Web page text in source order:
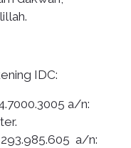
IDC:
a/n:
293.985.605 a/n: